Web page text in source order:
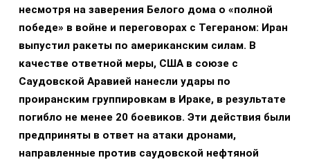
несмотря на заверения Белого дома о «полной
победе» в войне и переговорах с Тегераном: Иран
выпустил ракеты по американским силам. В
качестве ответной меры, США в союзе с
Саудовской Аравией нанесли удары по
проиранским группировкам в Ираке, в результате
погибло не менее 20 боевиков. Эти действия были
предприняты в ответ на атаки дронами,
направленные против саудовской нефтяной